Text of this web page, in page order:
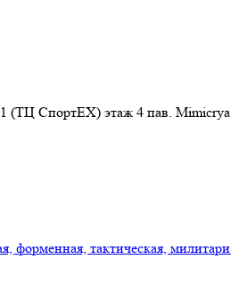
(ТЦ СпортEX) этаж 4 пав. Mimicrya